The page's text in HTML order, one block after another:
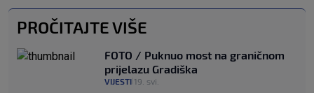
PROČITAJTE VIŠE
FOTO / Puknuo most na graničnom
prijelazu Gradiška
VIJESTI 19. svi.